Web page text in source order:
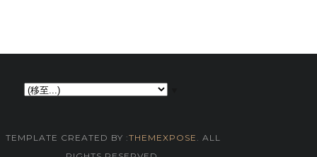
TEMPLATE CREATED BY :THEMEXPOSE . ALL